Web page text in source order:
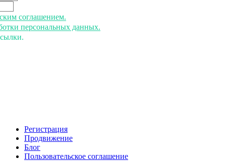
соглашением.
персональных данных.
Регистрация
Продвижение
Блог
Пользовательское соглашение